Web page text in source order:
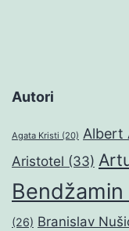
Autori
Agata Kristi (20) Albert
Aristotel (33)
(26) Branislav